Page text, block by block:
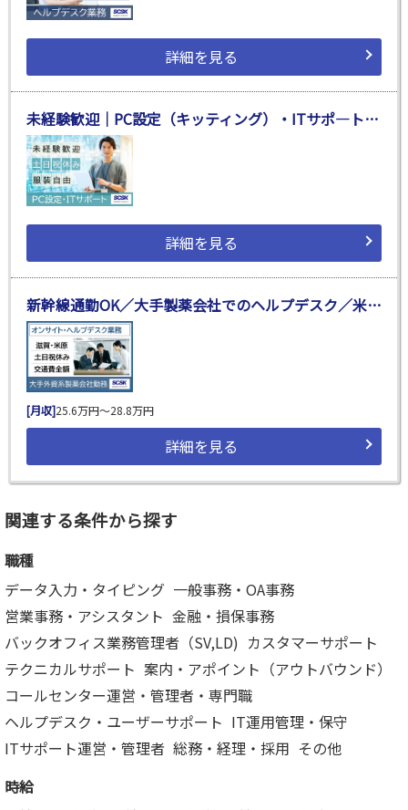
詳細を見る
未経験歓迎｜PC設定（キッティング）・ITサポ―ト業務｜松江市
詳細を見る
新幹線通勤OK／大手製薬会社でのヘルプデスク／米原市
[月収]25.6万円～28.8万円
詳細を見る
関連する条件から探す
職種
データ入力・タイピング 一般事務・OA事務
営業事務・アシスタント 金融・損保事務
バックオフィス業務管理者（SV,LD) カスタマーサポート
テクニカルサポート 案内・アポイント（アウトバウンド）
コールセンター運営・管理者・専門職
ヘルプデスク・ユーザーサポート IT運用管理・保守
ITサポート運営・管理者 総務・経理・採用 その他
時給